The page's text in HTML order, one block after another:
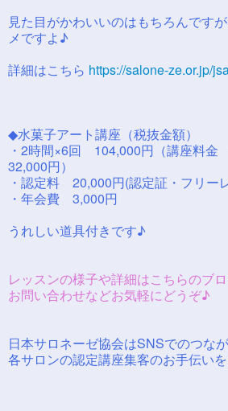
見た目がかわいいのはもちろんです
メですよ♪
詳細はこちら https://salone-ze.or.jp/
◆水菓子アート講座（税抜金額）
・2時間×6回 104,000円（講座料
32,000円）
・認定料 20,000円(認定証・フリー
・年会費 3,000円
うれしい道具付きです♪
レッスンの様子や詳細はこちらの
お問い合わせなどお気軽にどうぞ♪
日本サロネーゼ協会はSNSでのつな
各サロンの認定講座集客のお手伝い